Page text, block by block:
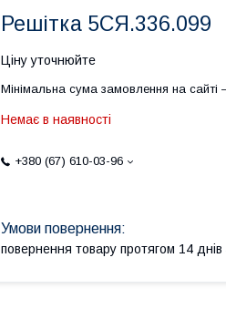
Решітка 5СЯ.336.099
Ціну уточнюйте
Мінімальна сума замовлення на сайті
Немає в наявності
+380 (67) 610-03-96
повернення товару протягом 14 днів